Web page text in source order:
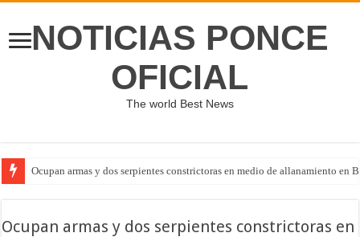
NOTICIAS PONCE
OFICIAL
The world Best News
Ocupan armas y dos serpientes constrictoras en medio de allanamiento en
Ocupan armas y dos serpientes constrictoras en